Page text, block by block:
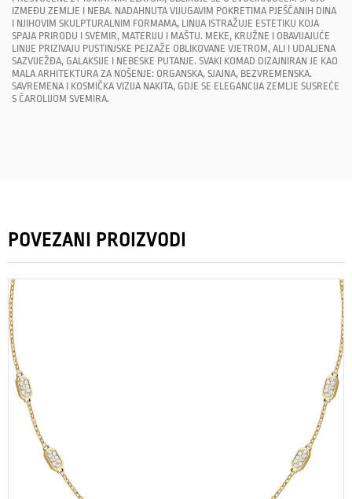
IZMEĐU ZEMLJE I NEBA. NADAHNUTA VIJUGAVIM POKRETIMA PJEŠČANIH DINA
I NJIHOVIM SKULPTURALNIM FORMAMA, LINIJA ISTRAŽUJE ESTETIKU KOJA
SPAJA PRIRODU I SVEMIR, MATERIJU I MAŠTU. MEKE, KRUŽNE I OBAVIJAJUĆE
LINIJE PRIZIVAJU PUSTINJSKE PEJZAŽE OBLIKOVANE VJETROM, ALI I UDALJENA
SAZVIJEŽĐA, GALAKSIJE I NEBESKE PUTANJE. SVAKI KOMAD DIZAJNIRAN JE KAO
MALA ARHITEKTURA ZA NOŠENJE: ORGANSKA, SJAJNA, BEZVREMENSKA.
SAVREMENA I KOSMIČKA VIZIJA NAKITA, GDJE SE ELEGANCIJA ZEMLJE SUSREĆE
S ČAROLIJOM SVEMIRA.
POVEZANI PROIZVODI